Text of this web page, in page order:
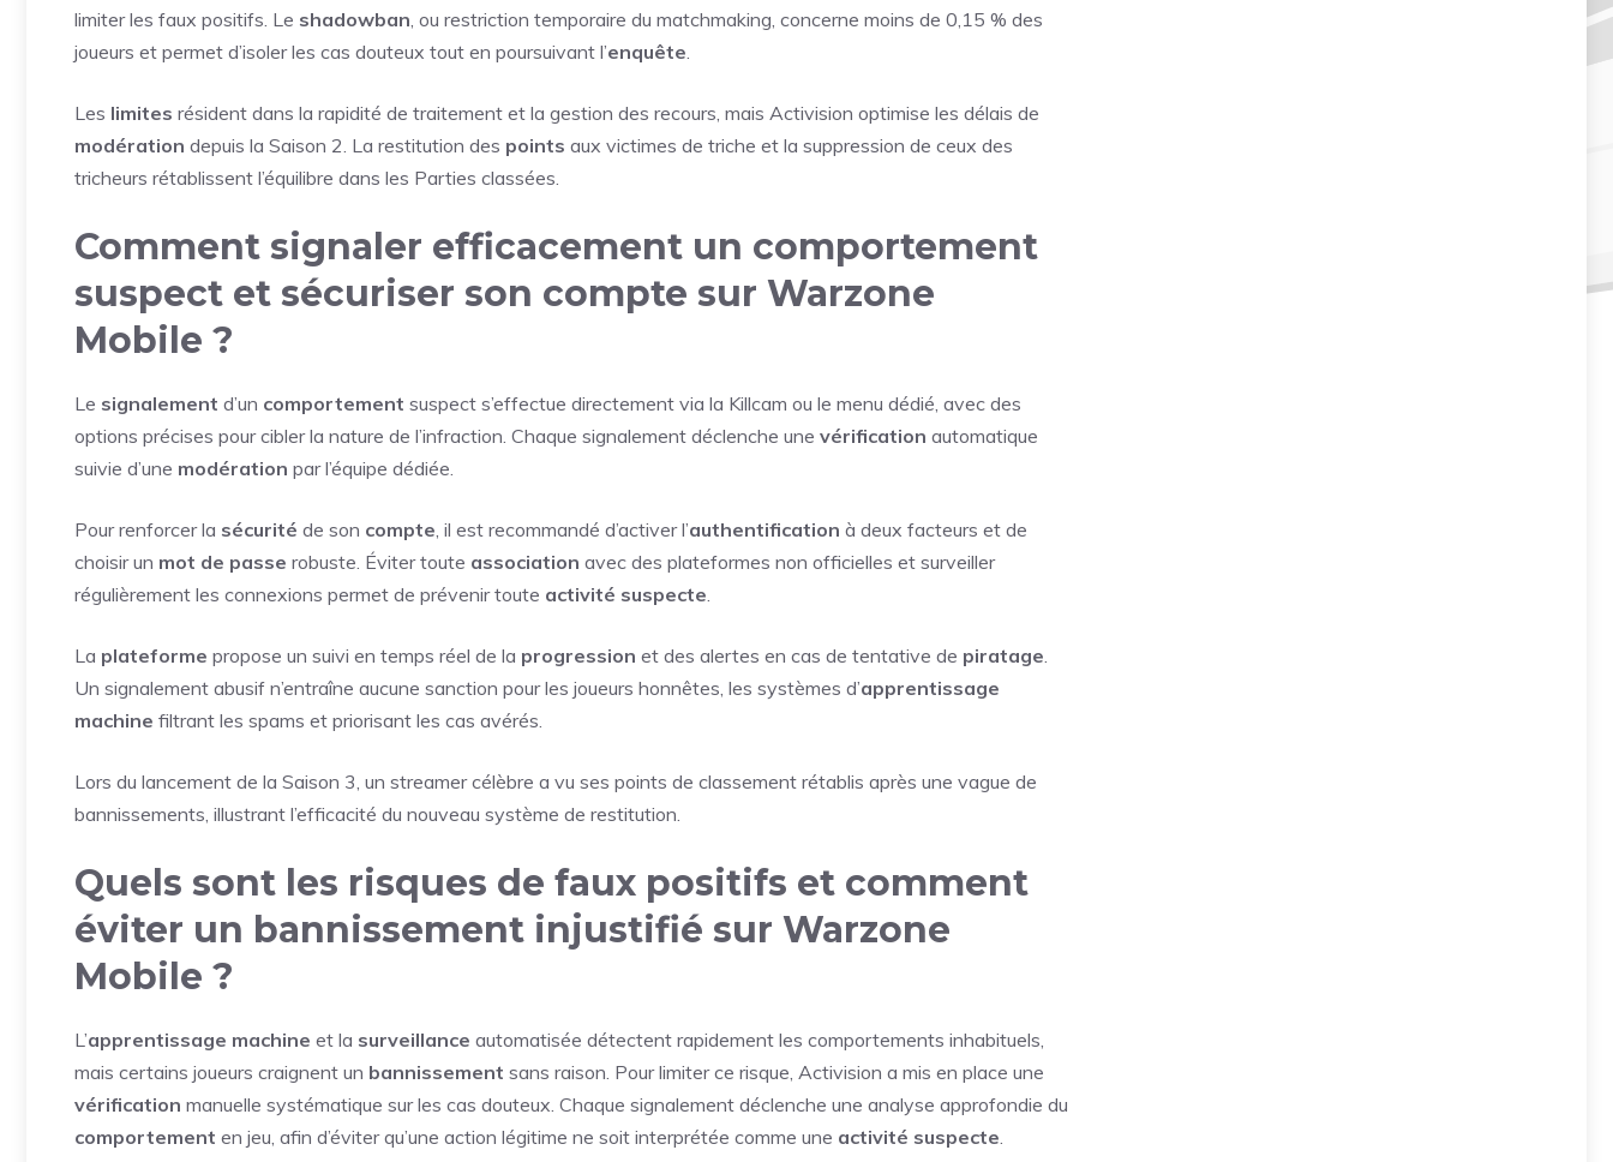
limiter les faux positifs. Le shadowban, ou restriction temporaire du matchmaking, concerne moins de 0,15 % des
joueurs et permet d’isoler les cas douteux tout en poursuivant l’enquête.
Les limites résident dans la rapidité de traitement et la gestion des recours, mais Activision optimise les délais de
modération depuis la Saison 2. La restitution des points aux victimes de triche et la suppression de ceux des
tricheurs rétablissent l’équilibre dans les Parties classées.
Comment signaler efficacement un comportement
suspect et sécuriser son compte sur Warzone
Mobile ?
Le signalement d’un comportement suspect s’effectue directement via la Killcam ou le menu dédié, avec des
options précises pour cibler la nature de l’infraction. Chaque signalement déclenche une vérification automatique
suivie d’une modération par l’équipe dédiée.
Pour renforcer la sécurité de son compte, il est recommandé d’activer l’authentification à deux facteurs et de
choisir un mot de passe robuste. Éviter toute association avec des plateformes non officielles et surveiller
régulièrement les connexions permet de prévenir toute activité suspecte.
La plateforme propose un suivi en temps réel de la progression et des alertes en cas de tentative de piratage.
Un signalement abusif n’entraîne aucune sanction pour les joueurs honnêtes, les systèmes d’apprentissage
machine filtrant les spams et priorisant les cas avérés.
Lors du lancement de la Saison 3, un streamer célèbre a vu ses points de classement rétablis après une vague de
bannissements, illustrant l’efficacité du nouveau système de restitution.
Quels sont les risques de faux positifs et comment
éviter un bannissement injustifié sur Warzone
Mobile ?
L’apprentissage machine et la surveillance automatisée détectent rapidement les comportements inhabituels,
mais certains joueurs craignent un bannissement sans raison. Pour limiter ce risque, Activision a mis en place une
vérification manuelle systématique sur les cas douteux. Chaque signalement déclenche une analyse approfondie du
comportement en jeu, afin d’éviter qu’une action légitime ne soit interprétée comme une activité suspecte.